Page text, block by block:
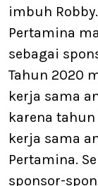
imbuh
Pertamina
sebagai
Tahun 2020
kerja sama
karena
kerja sama
Pertamina.
sponsor-